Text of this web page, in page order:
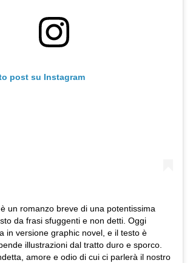
post su Instagram
un romanzo breve di una potentissima
da frasi sfuggenti e non detti. Oggi
in versione graphic novel, e il testo è
illustrazioni dal tratto duro e sporco.
amore e odio di cui ci parlerà il nostro